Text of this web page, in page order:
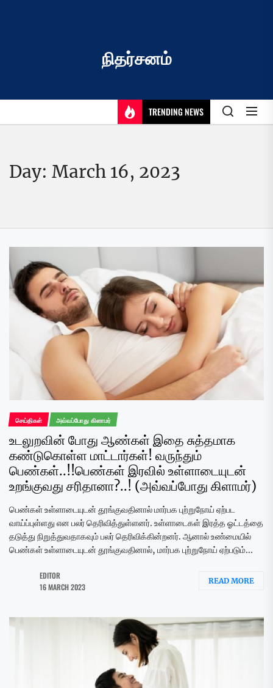
நிதர்சனம்
TRENDING NEWS
Day: March 16, 2023
செய்திகள் அவ்வப்போது கிளாமர்
உடலுறவின் போது ஆண்கள் இதை சுத்தமாக
கண்டுகொள்ள மாட்டார்கள்! வருந்தும்
பெண்கள்..!!பெண்கள் இரவில் உள்ளாடையுடன்
உறங்குவது சரிதானா?..! (அவ்வப்போது கிளாமர்)
பெண்கள் உள்ளாடையுடன் தூங்குவதினால் மார்பக புற்றுநோய் ஏற்பட
வாய்ப்புள்ளது என பலர் தெரிவித்துள்ளனர். உள்ளாடைகள் இரத்த ஓட்டத்தை
தடுத்து நிறுத்துவதாகவும் பலர் தெரிவிக்கின்றனர். ஆனால் உண்மையில்
பெண்கள் உள்ளாடையுடன் தூங்குவதினால், மார்பக புற்றுநோய் ஏற்படும்...
EDITOR
16 MARCH 2023
READ MORE